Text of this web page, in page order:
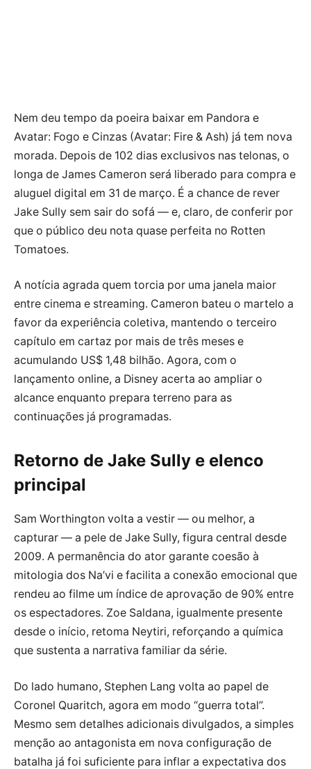
Nem deu tempo da poeira baixar em Pandora e
Avatar: Fogo e Cinzas (Avatar: Fire & Ash) já tem nova
morada. Depois de 102 dias exclusivos nas telonas, o
longa de James Cameron será liberado para compra e
aluguel digital em 31 de março. É a chance de rever
Jake Sully sem sair do sofá — e, claro, de conferir por
que o público deu nota quase perfeita no Rotten
Tomatoes.
A notícia agrada quem torcia por uma janela maior
entre cinema e streaming. Cameron bateu o martelo a
favor da experiência coletiva, mantendo o terceiro
capítulo em cartaz por mais de três meses e
acumulando US$ 1,48 bilhão. Agora, com o
lançamento online, a Disney acerta ao ampliar o
alcance enquanto prepara terreno para as
continuações já programadas.
Retorno de Jake Sully e elenco
principal
Sam Worthington volta a vestir — ou melhor, a
capturar — a pele de Jake Sully, figura central desde
2009. A permanência do ator garante coesão à
mitologia dos Na’vi e facilita a conexão emocional que
rendeu ao filme um índice de aprovação de 90% entre
os espectadores. Zoe Saldana, igualmente presente
desde o início, retoma Neytiri, reforçando a química
que sustenta a narrativa familiar da série.
Do lado humano, Stephen Lang volta ao papel de
Coronel Quaritch, agora em modo “guerra total”.
Mesmo sem detalhes adicionais divulgados, a simples
menção ao antagonista em nova configuração de
batalha já foi suficiente para inflar a expectativa dos